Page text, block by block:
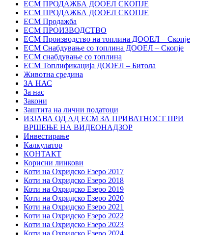
ЕСМ ПРОДАЖБА ДООЕЛ СКОПЈЕ
ЕСМ ПРОДАЖБА ДООЕЛ СКОПЈЕ
ЕСМ Продажба
ЕСМ ПРОИЗВОДСТВО
ЕСМ Производство на топлина ДООЕЛ – Скопје
ЕСМ Снабдување со топлина ДООЕЛ – Скопје
ЕСМ снабдување со топлина
ЕСМ Топлификација ДООЕЛ – Битола
Животна средина
ЗА НАС
За нас
Закони
Заштита на лични податоци
ИЗЈАВА ОД АД ЕСМ ЗА ПРИВАТНОСТ ПРИ
ВРШЕЊЕ НА ВИДЕОНАДЗОР
Инвестирање
Калкулатор
КОНТАКТ
Корисни линкови
Коти на Охридско Езеро 2017
Коти на Охридско Езеро 2018
Коти на Охридско Езеро 2019
Коти на Охридско Езеро 2020
Коти на Охридско Езеро 2021
Коти на Охридско Езеро 2022
Коти на Охридско Езеро 2023